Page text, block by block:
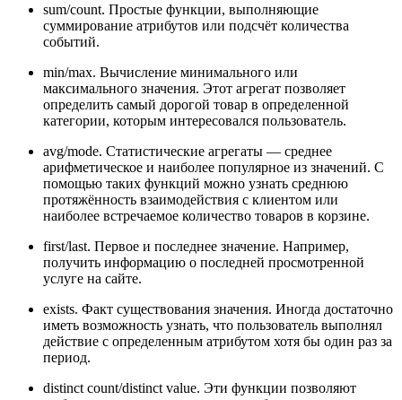
sum/count. Простые функции, выполняющие
суммирование атрибутов или подсчёт количества
событий.
min/max. Вычисление минимального или
максимального значения. Этот агрегат позволяет
определить самый дорогой товар в определенной
категории, которым интересовался пользователь.
avg/mode. Статистические агрегаты ― среднее
арифметическое и наиболее популярное из значений. С
помощью таких функций можно узнать среднюю
протяжённость взаимодействия с клиентом или
наиболее встречаемое количество товаров в корзине.
first/last. Первое и последнее значение. Например,
получить информацию о последней просмотренной
услуге на сайте.
exists. Факт существования значения. Иногда достаточно
иметь возможность узнать, что пользователь выполнял
действие с определенным атрибутом хотя бы один раз за
период.
distinct count/distinct value. Эти функции позволяют